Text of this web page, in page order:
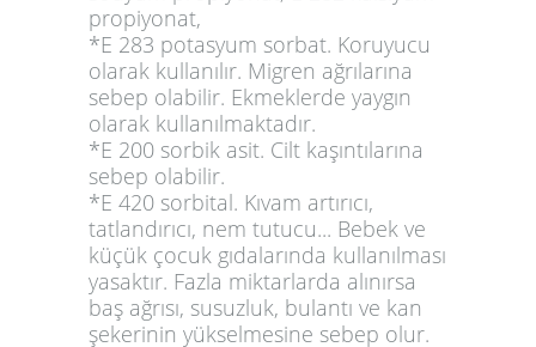
propiyonat,
*E 283 potasyum sorbat. Koruyucu
olarak kullanılır. Migren ağrılarına
sebep olabilir. Ekmeklerde yaygın
olarak kullanılmaktadır.
*E 200 sorbik asit. Cilt kaşıntılarına
sebep olabilir.
*E 420 sorbital. Kıvam artırıcı,
tatlandırıcı, nem tutucu... Bebek ve
küçük çocuk gıdalarında kullanılması
yasaktır. Fazla miktarlarda alınırsa
baş ağrısı, susuzluk, bulantı ve kan
şekerinin yükselmesine sebep olur.